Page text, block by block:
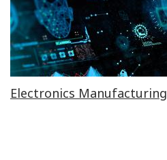
Electronics Manufacturing